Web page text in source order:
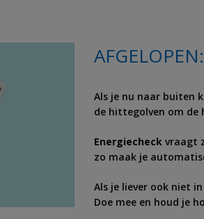
Als je nu naar buiten
de hittegolven om de
Energiecheck vraagt
zo maak je
Als je liever ook niet
Doe mee en houd je